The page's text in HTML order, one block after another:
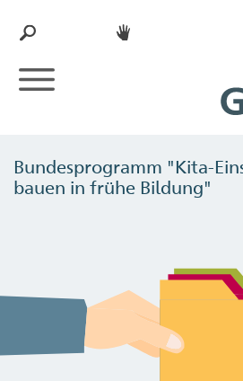
Bundesprogramm "Kita-
bauen in frühe Bildung"